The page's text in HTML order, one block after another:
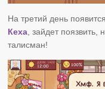
На третий день
Кеха, зайдет поязвить,
талисман!